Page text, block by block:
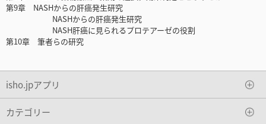
第9章 NASHからの肝癌発生研究
NASHからの肝癌発生研究
NASH肝癌に見られるプロテアーゼの役割
第10章 筆者らの研究
isho.jpアプリ
カテゴリー